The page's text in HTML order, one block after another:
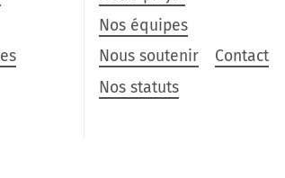
Nos équipes
Nous soutenir
Contact
Nos statuts